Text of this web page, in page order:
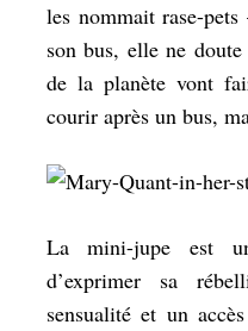
les nommait rase-pets
son bus, elle ne
de la planète vont
courir après un bus,
La mini-jupe est
d’exprimer sa
sensualité et un